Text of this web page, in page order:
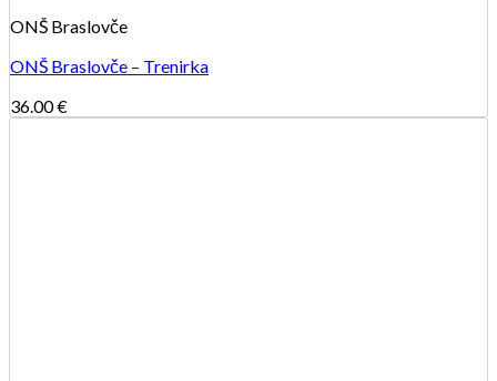
ONŠ Braslovče
ONŠ Braslovče – Trenirka
36.00€